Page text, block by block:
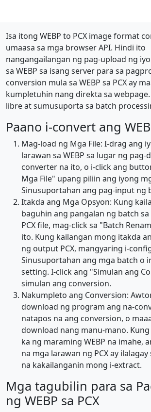
Isa itong WEBP to PCX image format
umaasa sa mga browser API. Hindi ito
nangangailangan ng pag-upload ng
sa WEBP sa isang server para sa
conversion mula sa WEBP sa PCX ay
kumpletuhin nang direkta sa webpage.
libre at sumusuporta sa batch
Paano i-convert ang
Mag-load ng Mga File: I-drag ang
larawan sa WEBP sa lugar ng
converter na ito, o i-click ang
Mga File" upang piliin ang iyong
Sinusuportahan ang pag-input ng
Itakda ang Mga Opsyon: Kung
baguhin ang pangalan ng batch
PCX file, mag-click sa "Batch
ito. Kung kailangan mong itakda
ng output PCX, mangyaring i-
Sinusuportahan ang mga batch o
setting. I-click ang "Simulan ang
simulan ang conversion.
Nakumpleto ang Conversion:
download ng program ang na-
natapos na ang conversion, o
download nang manu-mano.
ka ng maraming WEBP na imahe,
na mga larawan ng PCX ay
na kakailanganin mong i-extract.
Mga tagubilin para sa
ng WEBP sa PCX